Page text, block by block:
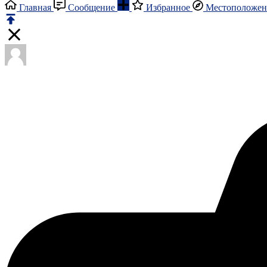
Главная Сообщение Избранное